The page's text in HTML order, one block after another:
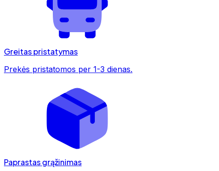
Greitas pristatymas
Prekės pristatomos per 1-3 dienas.
Paprastas grąžinimas